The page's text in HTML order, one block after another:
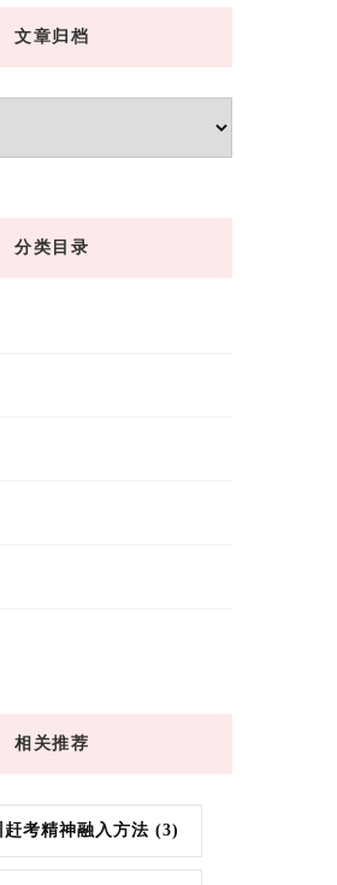
文章归档
分类目录
相关推荐
赶考精神融入方法 (3)